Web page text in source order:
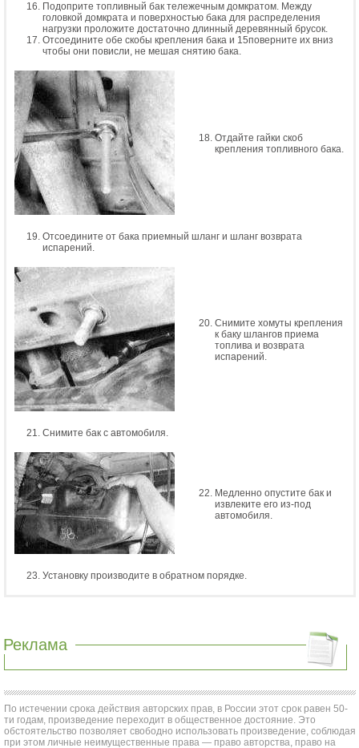
Подоприте топливный бак тележечным домкратом. Между
головкой домкрата и поверхностью бака для распределения
нагрузки проложите достаточно длинный деревянный брусок.
Отсоедините обе скобы крепления бака и 15поверните их вниз
чтобы они повисли, не мешая снятию бака.
Отдайте гайки скоб
крепления топливного бака.
Отсоедините от бака приемный шланг и шланг возврата
испарений.
Снимите хомуты крепления
к баку шлангов приема
топлива и возврата
испарений.
Снимите бак с автомобиля.
Медленно опустите бак и
извлеките его из-под
автомобиля.
Установку производите в обратном порядке.
Реклама
По истечении срока действия авторских прав, в России этот срок равен 50-
ти годам, произведение переходит в общественное достояние. Это
обстоятельство позволяет свободно использовать произведение, соблюдая
при этом личные неимущественные права — право авторства, право на